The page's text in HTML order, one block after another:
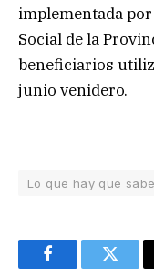
implementada
Social de la
beneficiarios
junio venidero.
Lo que hay que
Facebook